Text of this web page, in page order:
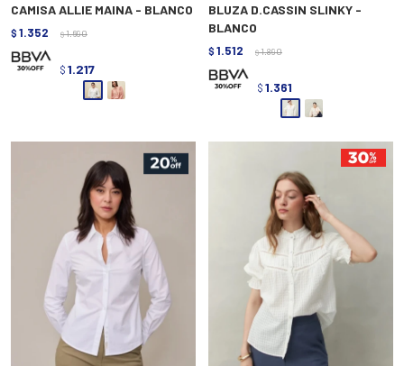
CAMISA ALLIE MAINA - BLANCO
$ 1.352 $ 1.690
$ 1.217
BLUZA D.CASSIN SLINKY -
BLANCO
$ 1.512 $ 1.890
$ 1.361